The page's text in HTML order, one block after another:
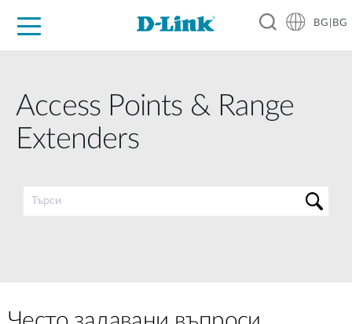
BG|BG
Access Points & Range
Extenders